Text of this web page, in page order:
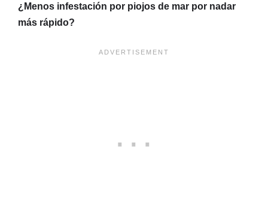
¿Menos infestación por piojos de mar por nadar
más rápido?